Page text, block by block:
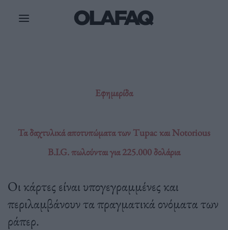
Εφημερίδα
Τα δαχτυλικά αποτυπώματα των Tupac και Notorious
B.I.G. πωλούνται για 225.000 δολάρια
Οι κάρτες είναι υπογεγραμμένες και
περιλαμβάνουν τα πραγματικά ονόματα των
ράπερ.